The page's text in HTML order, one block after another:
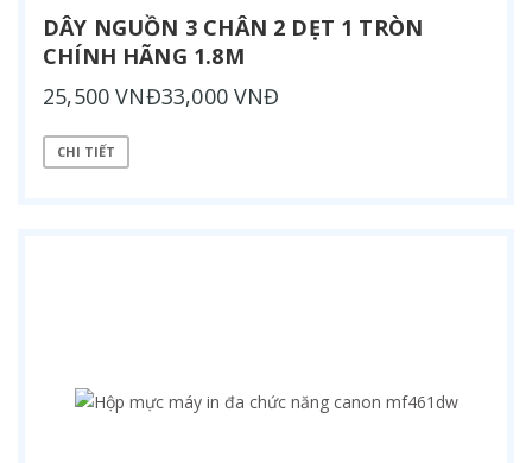
DÂY NGUỒN 3 CHÂN 2 DẸT 1 TRÒN
CHÍNH HÃNG 1.8M
25,500 VNĐ33,000 VNĐ
CHI TIẾT